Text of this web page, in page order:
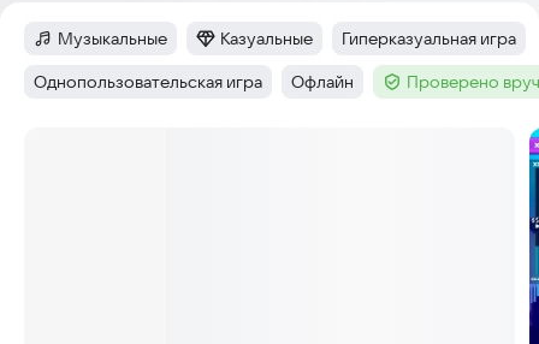
Категория:
Музыкальные Категория:
Казуальные Тег:
Гиперказуальная игра
Тег:
Однопользовательская игра Тег:
Офлайн Тег :Проверено